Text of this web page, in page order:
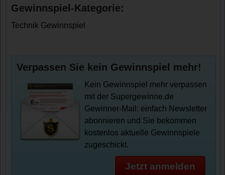
Gewinnspiel-Kategorie:
Technik Gewinnspiel
Verpassen Sie kein Gewinnspiel mehr!
Kein Gewinnspiel mehr verpassen
mit der Supergewinne.de
Gewinner-Mail: einfach Newsletter
abonnieren und Sie bekommen
kostenlos aktuelle Gewinnspiele
zugeschickt.
Jetzt anmelden